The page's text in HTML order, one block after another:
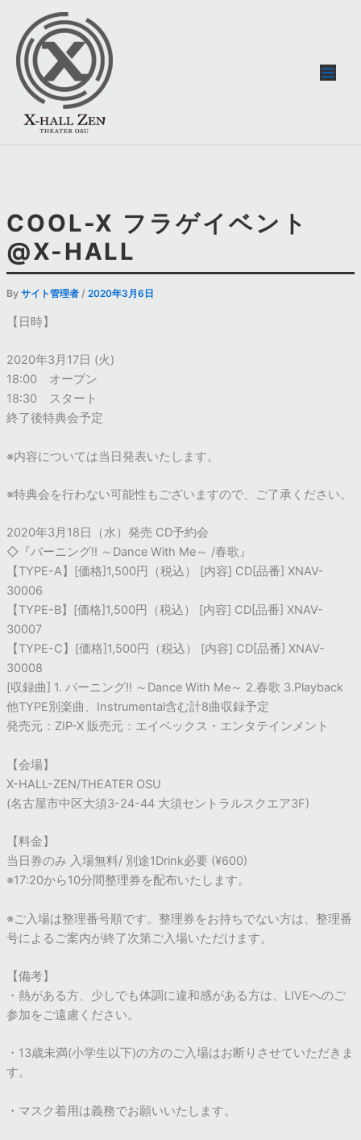
COOL-X フラゲイベント
@X-HALL
By サイト管理者 / 2020年3月6日
【日時】
2020年3月17日 (火)
18:00 オープン
18:30 スタート
終了後特典会予定
※内容については当日発表いたします。
※特典会を行わない可能性もございますので、ご了承ください。
2020年3月18日（水）発売 CD予約会
◇『バーニング!! ～Dance With Me～ /春歌』
【TYPE-A】[価格]1,500円（税込） [内容] CD[品番] XNAV-
30006
【TYPE-B】[価格]1,500円（税込） [内容] CD[品番] XNAV-
30007
【TYPE-C】[価格]1,500円（税込） [内容] CD[品番] XNAV-
30008
[収録曲] 1. バーニング!! ～Dance With Me～ 2.春歌 3.Playback
他TYPE別楽曲、Instrumental含む計8曲収録予定
発売元：ZIP-X 販売元：エイベックス・エンタテインメント
【会場】
X-HALL-ZEN/THEATER OSU
(名古屋市中区大須3-24-44 大須セントラルスクエア3F)
【料金】
当日券のみ 入場無料/ 別途1Drink必要 (¥600)
※17:20から10分間整理券を配布いたします。
※ご入場は整理番号順です。整理券をお持ちでない方は、整理番
号によるご案内が終了次第ご入場いただけます。
【備考】
・熱がある方、少しでも体調に違和感がある方は、LIVEへのご
参加をご遠慮ください。
・13歳未満(小学生以下)の方のご入場はお断りさせていただきま
す。
・マスク着用は義務でお願いいたします。